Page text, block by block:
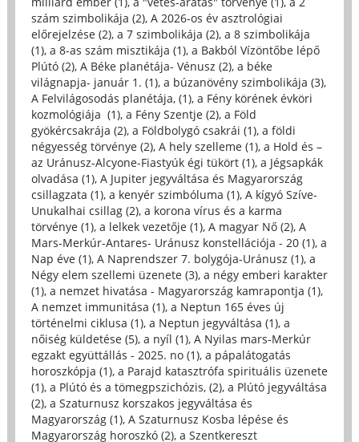
szám szimbolikája (2), A 2026-os év asztrológiai
előrejelzése (2), a 7 szimbolikája (2), a 8 szimbolikája
(1), a 8-as szám misztikája (1), a Bakból Vízöntőbe lépő
Plútó (2), A Béke planétája- Vénusz (2), a béke
világnapja- január 1. (1), a búzanövény szimbolikája (3),
A Felvilágosodás planétája, (1), a Fény körének évköri
kozmológiája (1), a Fény Szentje (2), a Föld
gyökércsakrája (2), a Földbolygó csakrái (1), a földi
négyesség törvénye (2), A hely szelleme (1), a Hold és –
az Uránusz-Alcyone-Fiastyúk égi tükört (1), a Jégsapkák
olvadása (1), A Jupiter jegyváltása és Magyarország
csillagzata (1), a kenyér szimbóluma (1), A kígyó Szíve-
Unukalhai csillag (2), a korona vírus és a karma
törvénye (1), a lelkek vezetője (1), A magyar Nő (2), A
Mars-Merkúr-Antares- Uránusz konstellációja - 20 (1), a
Nap éve (1), A Naprendszer 7. bolygója-Uránusz (1), a
Négy elem szellemi üzenete (3), a négy emberi karakter
(1), a nemzet hivatása - Magyarország kamrapontja (1),
A nemzet immunitása (1), a Neptun 165 éves új
történelmi ciklusa (1), a Neptun jegyváltása (1), a
nőiség küldetése (5), a nyíl (1), A Nyilas mars-Merkúr
egzakt együttállás - 2025. no (1), a pápalátogatás
horoszkópja (1), a Parajd katasztrófa spirituális üzenete
(1), a Plútó és a tömegpszichózis, (2), a Plútó jegyváltása
(2), a Szaturnusz korszakos jegyváltása és
Magyarország (1), A Szaturnusz Kosba lépése és
Magyarország horoszkó (2), a Szentkereszt